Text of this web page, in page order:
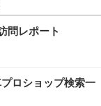
問レポート
ロショップ検索一